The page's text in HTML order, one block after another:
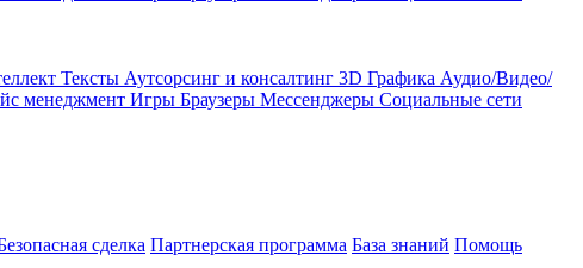
Тексты Аутсорсинг и консалтинг 3D Графика Аудио/Видео/
менеджмент Игры Браузеры Мессенджеры Социальные сети
сделка Партнерская программа База знаний Помощь